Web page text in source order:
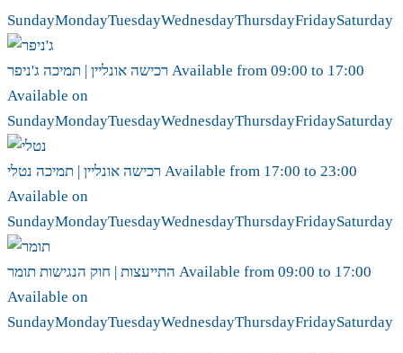
SundayMondayTuesdayWednesdayThursdayFridaySaturday
רכישה אונליין | תמיכה Available from 09:00 to 17:00
Available on
SundayMondayTuesdayWednesdayThursdayFridaySaturday
רכישה אונליין | תמיכה Available from 17:00 to 23:00
Available on
SundayMondayTuesdayWednesdayThursdayFridaySaturday
התייעצות | חוק הנגישות Available from 09:00 to 17:00
Available on
SundayMondayTuesdayWednesdayThursdayFridaySaturday